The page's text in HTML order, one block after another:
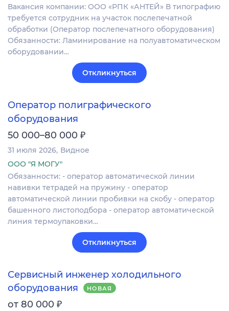
Вакансия компании: ООО «РПК «АНТЕЙ» В типографию
требуется сотрудник на участок послепечатной
обработки (Оператор послепечатного оборудования)
Обязанности: Ламинирование на полуавтоматическом
оборудовании…
Откликнуться
Оператор полиграфического
оборудования
50 000–80 000 ₽
31 июля 2026 Видное
ООО "Я МОГУ"
Обязанности: - оператор автоматической линии
навивки тетрадей на пружину - оператор
автоматической линии пробивки на скобу - оператор
башенного листоподбора - оператор автоматической
линия термоупаковки…
Откликнуться
Сервисный инженер холодильного
оборудования
НОВАЯ
от 80 000 ₽